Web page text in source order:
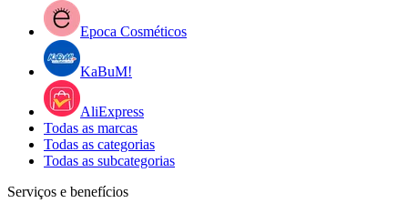
Epoca Cosméticos
KaBuM!
AliExpress
Todas as marcas
Todas as categorias
Todas as subcategorias
Serviços e benefícios